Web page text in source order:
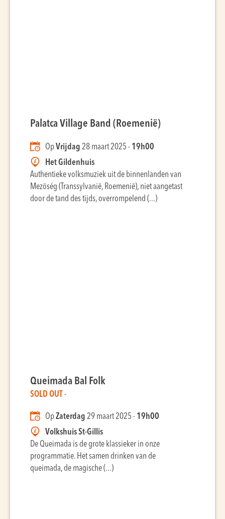
Palatca Village Band (Roemenië)
OpVrijdag 28 maart 2025 - 19h00
Het Gildenhuis
Authentieke volksmuziek uit de binnenlanden van
Mezöség (Transsylvanië, Roemenië), niet aangetast
door de tand des tijds, overrompelend (...)
Queimada Bal Folk
SOLD OUT -
OpZaterdag 29 maart 2025 - 19h00
Volkshuis St-Gillis
De Queimada is de grote klassieker in onze
programmatie. Het samen drinken van de
queimada, de magische (...)